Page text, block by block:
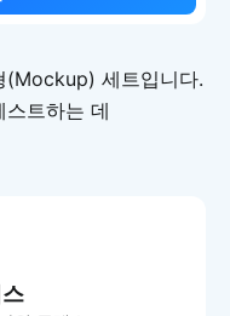
(Mockup) 세트입니다.
트하는 데